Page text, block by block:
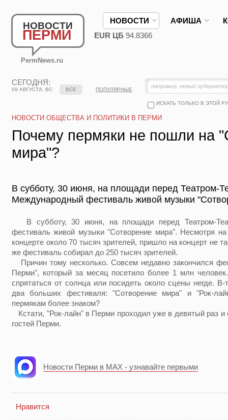
НОВОСТИ
ПЕРМИ
PermNews.ru
НОВОСТИ АФИША
EUR ЦБ 94.8366
СЕГОДНЯ:
09 АВГУСТА, ВС
ИСКАТЬ ТОЛЬКО В ЭТОЙ
ВСЕ ПОПУЛЯРНЫЕ
НОВОСТИ ОБЩЕСТВА И ПОЛИТИКИ В ПЕРМИ
Почему пермяки не пошли на
мира"?
В субботу, 30 июня, на площади перед Театром-
Международный фестиваль живой музыки
В субботу, 30 июня, на площади перед Театром-
фестиваль живой музыки "Сотворение мира". Несмотря
концерте около 70 тысяч зрителей, пришло на концерт не
же фестиваль собирал до 250 тысяч зрителей.
Причин тому несколько. Совсем недавно закончился
Перми", который за месяц посетило более 1 млн
спрятаться от солнца или посидеть около сцены негде.
два больших фестиваля: "Сотворение мира" и "Рок-
пермякам более знаком?
Кстати, "Рок-лайн" в Перми проходил уже в девятый раз и
гостей Перми.
Новости Перми в MAX - узнавайте первыми
Нравится